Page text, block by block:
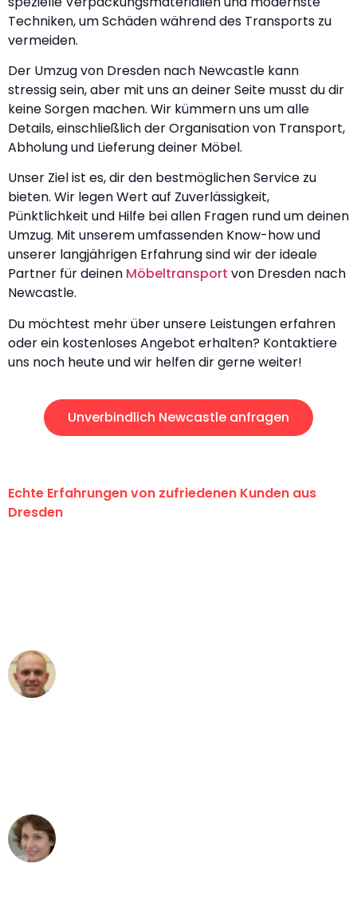
Techniken, um Schäden während des Transports zu
vermeiden.
Der Umzug von Dresden nach Newcastle kann
stressig sein, aber mit uns an deiner Seite musst du dir
keine Sorgen machen. Wir kümmern uns um alle
Details, einschließlich der Organisation von Transport,
Abholung und Lieferung deiner Möbel.
Unser Ziel ist es, dir den bestmöglichen Service zu
bieten. Wir legen Wert auf Zuverlässigkeit,
Pünktlichkeit und Hilfe bei allen Fragen rund um deinen
Umzug. Mit unserem umfassenden Know-how und
unserer langjährigen Erfahrung sind wir der ideale
Partner für deinen Möbeltransport von Dresden nach
Newcastle.
Du möchtest mehr über unsere Leistungen erfahren
oder ein kostenloses Angebot erhalten? Kontaktiere
uns noch heute und wir helfen dir gerne weiter!
Unverbindlich Newcastle anfragen
Echte Erfahrungen von zufriedenen Kunden aus
Dresden